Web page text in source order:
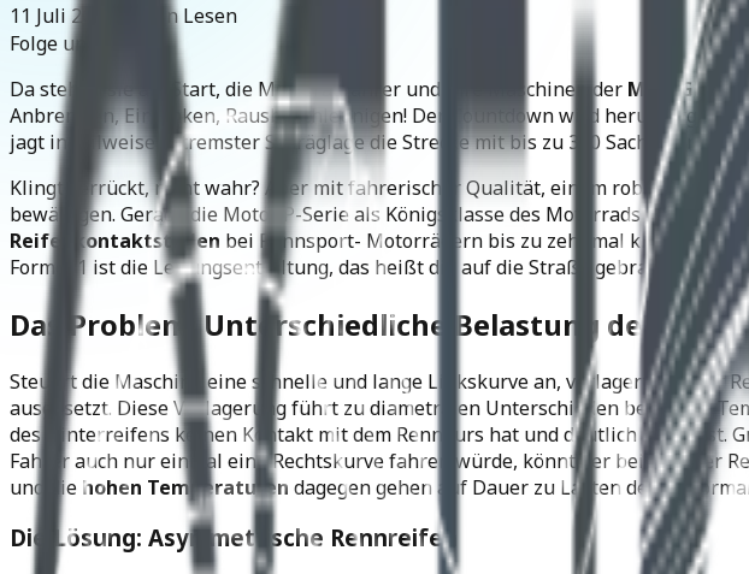
11 Juli 2012
~4 Min Lesen
Folge uns:
Da stehen sie am Start, die Motorradfahrer und ihre Maschinen der MotoGP-
Anbremsen, Einlenken, Rausbeschleunigen! Der Countdown wird
jagt in teilweise extremster Schräglage die Strecke mit bis zu 350 Sachen entlang.
Klingt verrückt, nicht wahr? Aber mit fahrerischer Qualität, einem robusten
bewältigen. Gerade die MotoGP-Serie als Königsklasse des Motorradsports
Reifenkontaktstellen bei Rennsport- Motorrädern bis zu zehnmal kleiner –
Formel 1 ist die Leitungsentfaltung, das heißt die auf die Straße gebrachte
Das Problem: Unterschiedliche Belastung der
Steuert die Maschine eine schnelle und lange Linkskurve an, verlagert sich
ausgesetzt. Diese Verlagerung führt zu diametralen Unterschieden bezüglich
des Hinterreifens keinen Kontakt mit dem Rennkurs hat und deutlich kälter ist.
Fahrer auch nur einmal eine Rechtskurve fahren würde, könnte er bei gleicher
und die hohen Temperaturen dagegen gehen auf Dauer zu Lasten der
Die Lösung: Asymmetrische Rennreifen